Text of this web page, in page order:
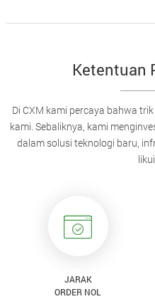
Ketentuan
Di CXM kami percaya bahwa
kami. Sebaliknya, kami
dalam solusi teknologi baru,
JARAK
ORDER NOL